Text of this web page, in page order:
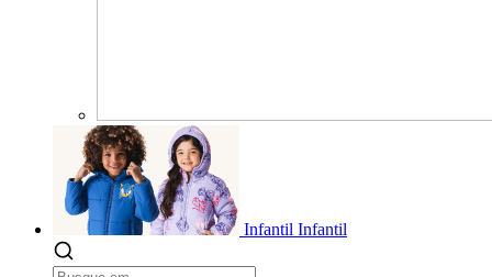
Infantil Infantil